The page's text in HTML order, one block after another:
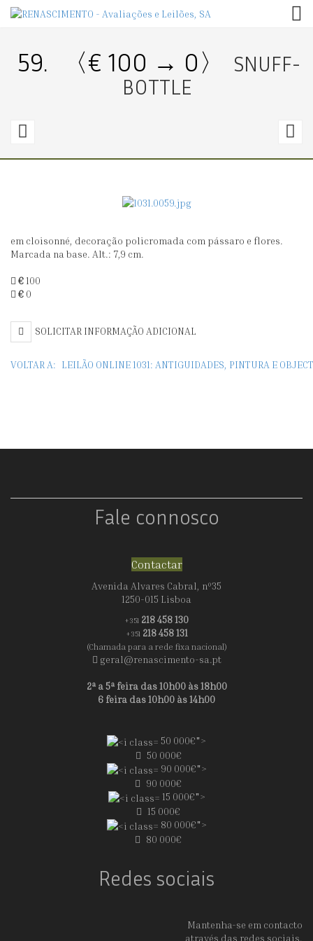
59. 〈€ 100 → 0〉
SNUFF-
BOTTLE
〈€
SNUFF-
em cloisonné, decoração policromada com pássaro e flores.
Marcada na base. Alt.: 7,9 cm.
€100
€ 0
SOLICITAR INFORMAÇÃO ADICIONAL
VOLTAR A: LEILÃO ONLINE 1031: ANTIGUIDADES, PINTURA E
Fale connosco
Contactar
Avenida Alvares Cabral, nº35
1250-015 Lisboa
+351 218 458 130
+351 218 458 131
(Chamada para a rede fixa nacional)
geral@renascimento-sa.pt
2ª a 5ª feira das 10h00 às 18h00
6 feira das 10h00 às 14h00
50 000€">
50 000€
90 000€">
90 000€
15 000€">
15 000€
80 000€">
80 000€
Redes sociais
Mantenha-se em contacto
através das redes sociais.